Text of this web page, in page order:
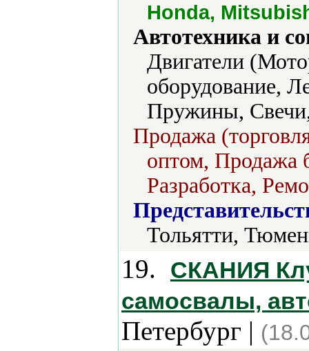
Honda,
Автотехника и
Двигатели
оборудование,
Пружины,
Продажа
оптом, Продажа
Разработка,
Тольятти,
19.
СКАНИЯ
самосвалы,
Петербург |